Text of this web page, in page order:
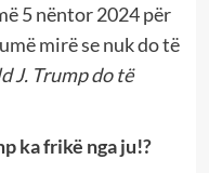
5 nëntor 2024 për
mirë se nuk do të
J. Trump do të
ka frikë nga ju!?